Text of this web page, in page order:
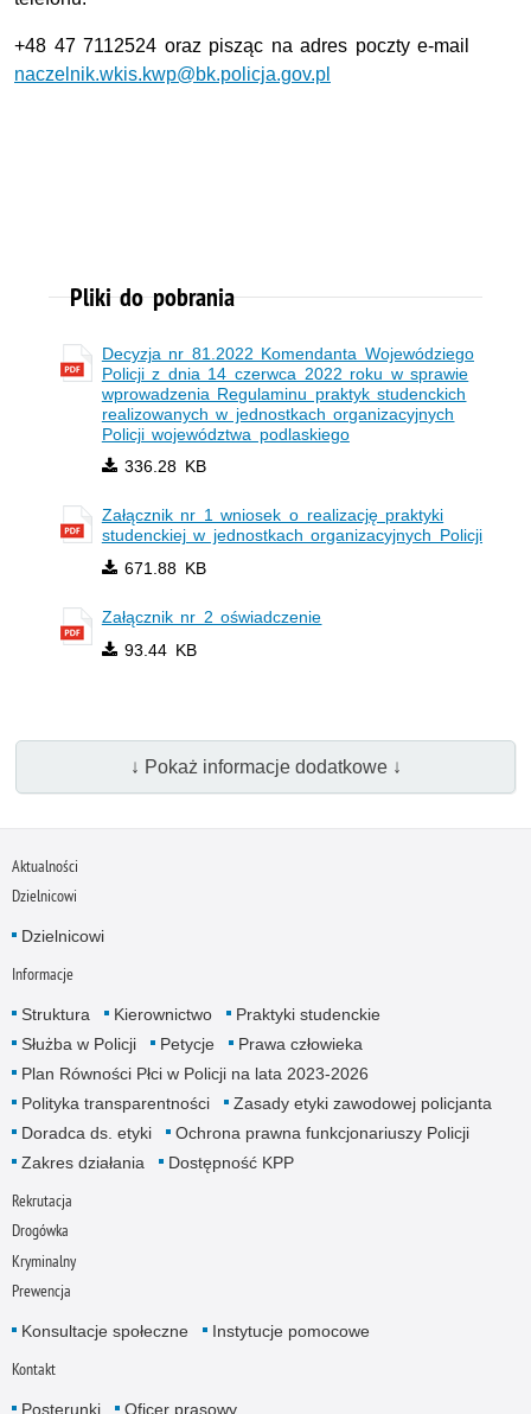
+48 47 7112524 oraz pisząc na adres poczty e-mail
naczelnik.wkis.kwp@bk.policja.gov.pl
Pliki do pobrania
Decyzja nr 81.2022 Komendanta Wojewódziego
Policji z dnia 14 czerwca 2022 roku w sprawie
wprowadzenia Regulaminu praktyk studenckich
realizowanych w jednostkach organizacyjnych
Policji województwa podlaskiego
336.28 KB
Załącznik nr 1 wniosek o realizację praktyki
studenckiej w jednostkach organizacyjnych Policji
671.88 KB
Załącznik nr 2 oświadczenie
93.44 KB
↓ Pokaż informacje dodatkowe ↓
Aktualności
Dzielnicowi
Dzielnicowi
Informacje
Struktura Kierownictwo
Praktyki studenckie
Służba w Policji
Petycje
Prawa człowieka
Plan Równości Płci w Policji na lata 2023-2026
Polityka transparentności
Zasady etyki zawodowej policjanta
Doradca ds. etyki
Ochrona prawna funkcjonariuszy Policji
Zakres działania
Dostępność KPP
Rekrutacja
Drogówka
Kryminalny
Prewencja
Konsultacje społeczne Instytucje pomocowe
Kontakt
Posterunki Oficer prasowy